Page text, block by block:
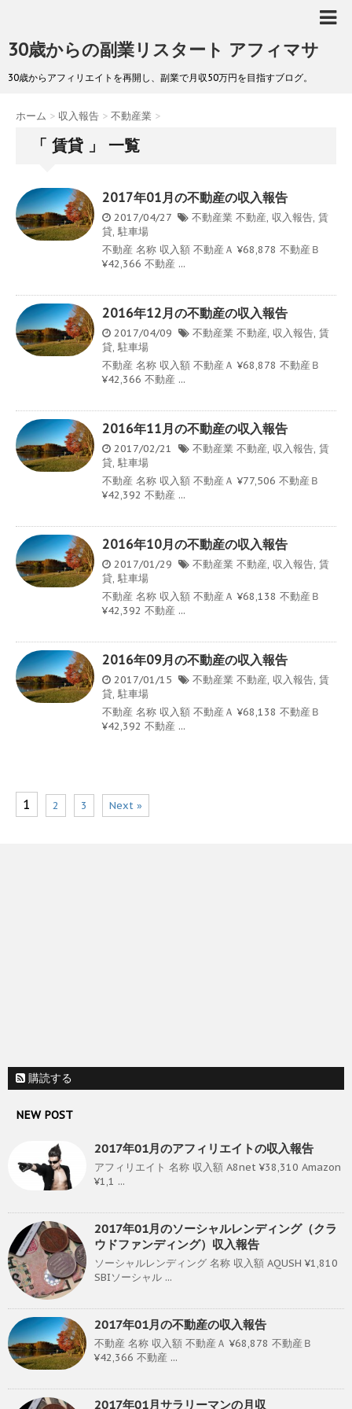
30歳からの副業リスタート アフィマサ
30歳からアフィリエイトを再開し、副業で月収50万円を目指すブログ。
ホーム > 収入報告 > 不動産業 >
「 賃貸 」 一覧
2017年01月の不動産の収入報告
2017/04/27 不動産業 不動産, 収入報告, 賃
貸, 駐車場
不動産 名称 収入額 不動産Ａ ¥68,878 不動産Ｂ
¥42,366 不動産 ...
2016年12月の不動産の収入報告
2017/04/09 不動産業 不動産, 収入報告, 賃
貸, 駐車場
不動産 名称 収入額 不動産Ａ ¥68,878 不動産Ｂ
¥42,366 不動産 ...
2016年11月の不動産の収入報告
2017/02/21 不動産業 不動産, 収入報告, 賃
貸, 駐車場
不動産 名称 収入額 不動産Ａ ¥77,506 不動産Ｂ
¥42,392 不動産 ...
2016年10月の不動産の収入報告
2017/01/29 不動産業 不動産, 収入報告, 賃
貸, 駐車場
不動産 名称 収入額 不動産Ａ ¥68,138 不動産Ｂ
¥42,392 不動産 ...
2016年09月の不動産の収入報告
2017/01/15 不動産業 不動産, 収入報告, 賃
貸, 駐車場
不動産 名称 収入額 不動産Ａ ¥68,138 不動産Ｂ
¥42,392 不動産 ...
1 2 3 Next »
購読する
NEW POST
2017年01月のアフィリエイトの収入報告
アフィリエイト 名称 収入額 A8net ¥38,310 Amazon
¥1,1 ...
2017年01月のソーシャルレンディング（クラ
ウドファンディング）収入報告
ソーシャルレンディング 名称 収入額 AQUSH ¥1,810
SBIソーシャル ...
2017年01月の不動産の収入報告
不動産 名称 収入額 不動産Ａ ¥68,878 不動産Ｂ
¥42,366 不動産 ...
2017年01月サラリーマンの月収